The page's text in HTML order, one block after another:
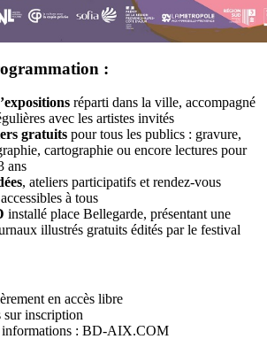
:
réparti dans la ville, accompagné
avec les artistes invités
gratuits pour tous les publics : gravure,
cartographie ou encore lectures pour
ans
, ateliers participatifs et rendez-vous
à tous
installé place Bellegarde, présentant une
illustrés gratuits édités par le festival
en accès libre
sur inscription
informations : BD-AIX.COM